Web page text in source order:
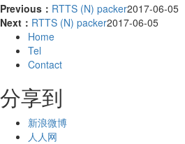
Previous： RTTS (N) packer2017-06-05
Next： RTTS (N) packer2017-06-05
Home
Tel
Contact
分享到
新浪微博
人人网